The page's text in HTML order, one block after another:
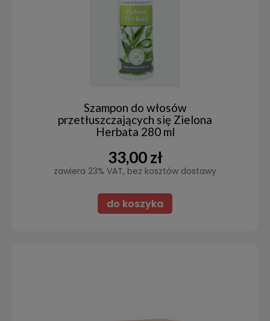
Szampon do włosów
przetłuszczających się Zielona
Herbata 280 ml
33,00 zł
zawiera 23% VAT, bez kosztów dostawy
do koszyka